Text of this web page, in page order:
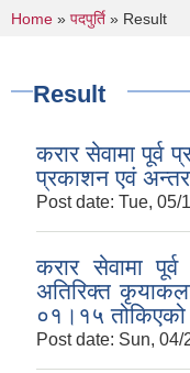
You are here
Home » पदपुर्ति » Result
Result
करार सेवामा पूर्व
प्रकाशन एवं
Post date: Tue, 05/
करार सेवामा
अतिरिक्त
०१।१५ तोकिएको
Post date: Sun, 04/